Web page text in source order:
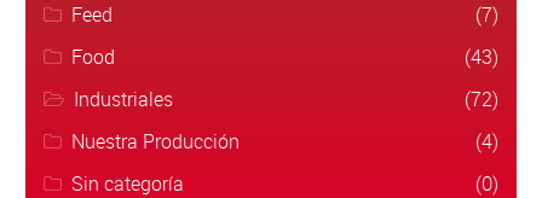
Feed
(7)
Food
(43)
Industriales
(72)
Nuestra Producción
(4)
Sin categoría
(0)